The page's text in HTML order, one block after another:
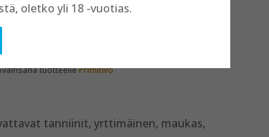
tuotteellePrimitivo
tanniinit, yrttimäinen, maukas,
oletko yli 18 -vuotias.